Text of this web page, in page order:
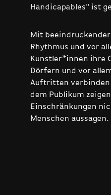
Handicapables" ist
Mit
Rhythmus und vor
Künstler*innen ihre
Dörfern und vor
Auftritten verbinden
dem Publikum
Einschränkungen
Menschen aussagen.